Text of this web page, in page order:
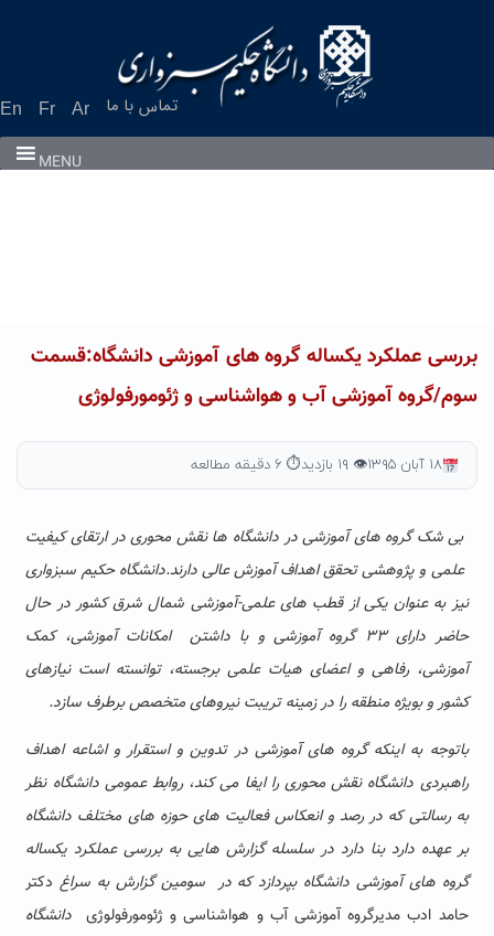
En Fr Ar تماس با ما
MENU
بررسی عملکرد یکساله گروه های آموزشی دانشگاه:قسمت
سوم/گروه آموزشی آب و هواشناسی و ژئومورفولوژی
۱۸ آبان ۱۳۹۵ 👁 ۱۹ بازدید ⏱ ۶ دقیقه مطالعه
بی شک گروه های آموزشی در دانشگاه ها نقش محوری در ارتقای کیفیت
علمی و پژوهشی تحقق اهداف آموزش عالی دارند.دانشگاه حکیم سبزواری
نیز به عنوان یکی از قطب های علمی-آموزشی شمال شرق کشور در حال
حاضر دارای ۳۳ گروه آموزشی و با داشتن امکانات آموزشی، کمک
آموزشی، رفاهی و اعضای هیات علمی برجسته، توانسته است نیازهای
کشور و بویژه منطقه را در زمینه تریبت نیروهای متخصص برطرف سازد.
باتوجه به اینکه گروه های آموزشی در تدوین و استقرار و اشاعه اهداف
راهبردی دانشگاه نقش محوری را ایفا می کند، روابط عمومی دانشگاه نظر
به رسالتی که در رصد و انعکاس فعالیت های حوزه های مختلف دانشگاه
بر عهده دارد بنا دارد در سلسله گزارش هایی به بررسی عملکرد یکساله
گروه های آموزشی دانشگاه بپردازد که در سومین گزارش به سراغ دکتر
حامد ادب مدیرگروه آموزشی آب و هواشناسی و ژئومورفولوژی دانشگاه